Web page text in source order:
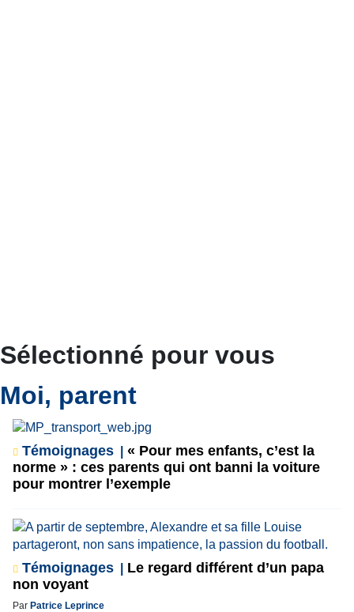
Sélectionné pour vous
Moi, parent
Témoignages
« Pour mes enfants, c’est la
norme » : ces parents qui ont banni la voiture
pour montrer l’exemple
Témoignages
Le regard différent d’un papa
non voyant
Par Patrice Leprince